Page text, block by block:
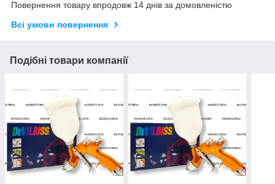
Повернення товару впродовж 14 днів за домовленістю
Всі умови повернення
Подібні товари компанії